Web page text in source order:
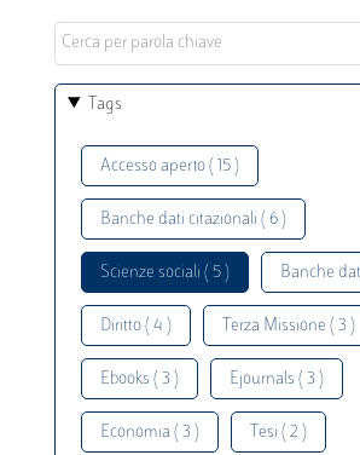
Tags
Accesso aperto ( 15 )
Banche dati citazionali ( 6 )
Scienze sociali ( 5 ) Banche
Diritto ( 4 ) Terza Missione ( 3 )
Ebooks ( 3 ) Ejournals ( 3 )
Economia ( 3 ) Tesi ( 2 )